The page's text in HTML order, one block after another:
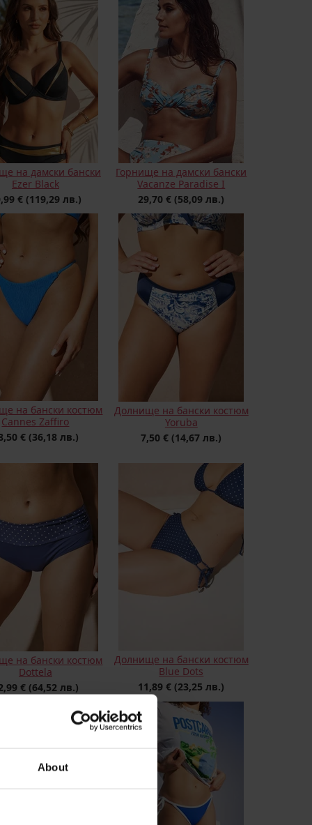
About
на дамски бански
Ezer Black
€ (119,29 лв.)
Горнище на дамски бански
Vacanze Paradise I
29,70 € (58,09 лв.)
на бански костюм
Cannes Zaffiro
€ (36,18 лв.)
Долнище на бански костюм
Yoruba
7,50 € (14,67 лв.)
на бански костюм
Dottela
€ (64,52 лв.)
Долнище на бански костюм
Blue Dots
11,89 € (23,25 лв.)